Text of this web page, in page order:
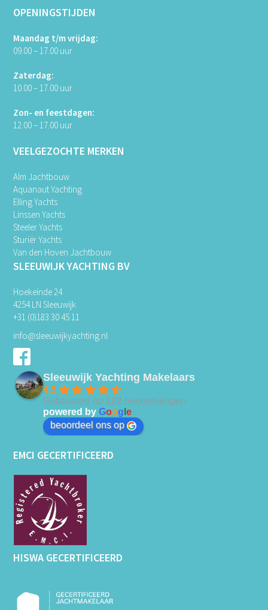
OPENINGSTIJDEN
Maandag t/m vrijdag:
09.00 – 17.00 uur
Zaterdag:
10.00 – 17.00 uur
Zon- en feestdagen:
12.00 – 17.00 uur
VEELGEZOCHTE MERKEN
Alm Jachtbouw
Aquanaut Yachting
Elling Yachts
Linssen Yachts
Steeler Yachts
Sturiër Yachts
Van den Hoven Jachtbouw
SLEEUWIJK YACHTING BV
Hoekeinde 24
4254 LN Sleeuwijk
+31 (0)183 30 45 11
info@sleeuwijkyachting.nl
Sleeuwijk Yachting Makelaars
4.5
Gebaseerd op 182 beoordelingen
powered byGoog le
beoordeel ons op
EMCI GECERTIFICEERD
HISWA GECERTIFICEERD